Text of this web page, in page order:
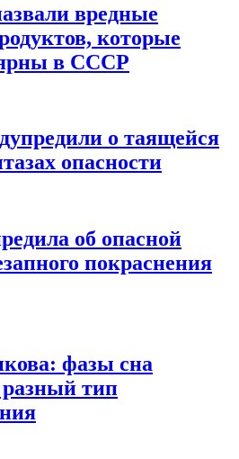
вредные
которые
в СССР
о таящейся
опасности
об опасной
покраснения
фазы сна
разный тип